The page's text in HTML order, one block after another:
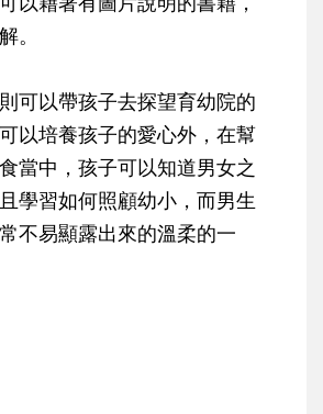
。
以帶孩子去探望育幼院的
以培養孩子的愛心外，在幫
當中，孩子可以知道男女之
學習如何照顧幼小，而男生
不易顯露出來的溫柔的一